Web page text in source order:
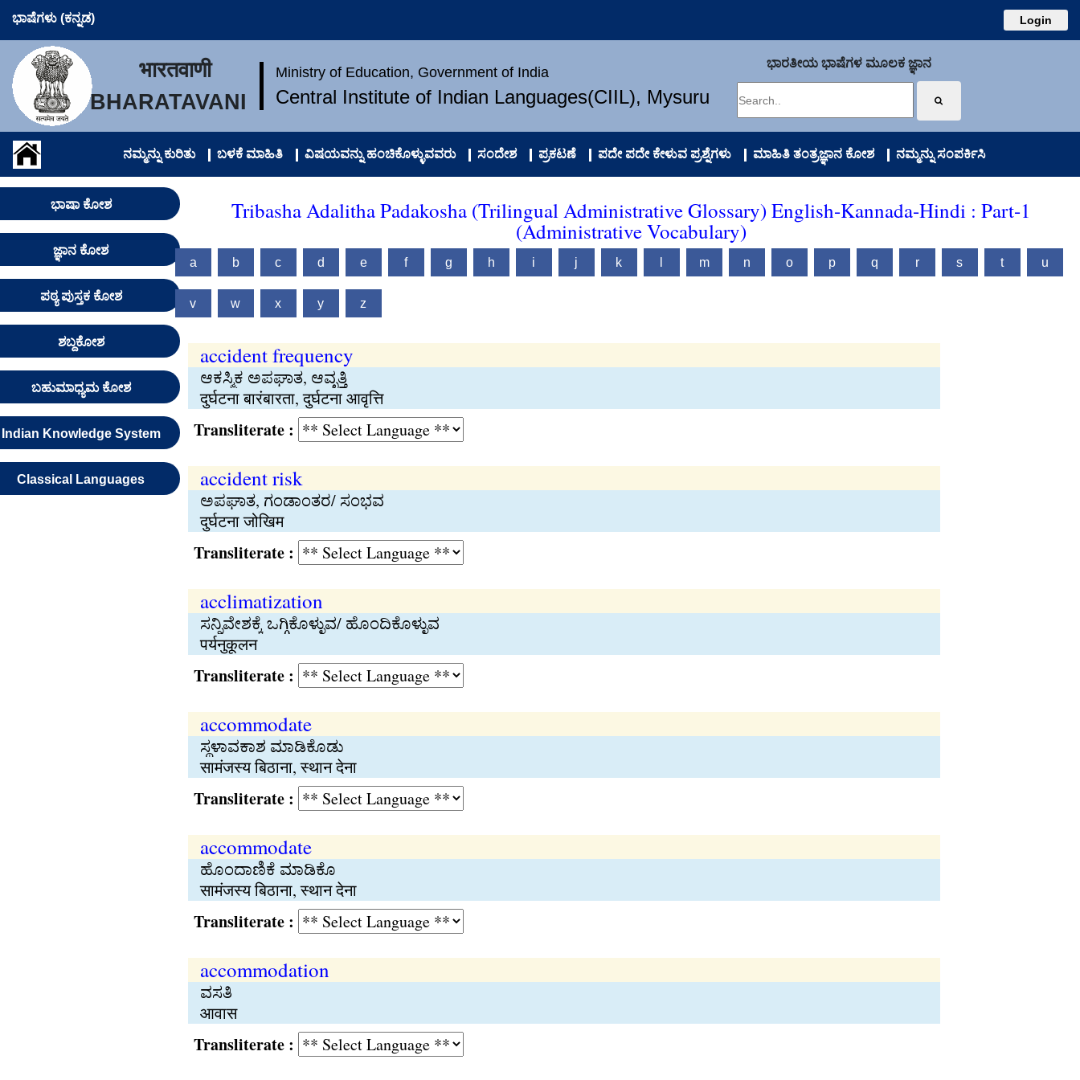
ಭಾಷೆಗಳು (ಕನ್ನಡ) Login
भारतवाणी
BHARATAVANI
Ministry of Education, Government of India
Central Institute of Indian Languages(CIIL), Mysuru
ಭಾರತೀಯ ಭಾಷೆಗಳ ಮೂಲಕ ಜ್ಞಾನ
ನಮ್ಮನ್ನು ಕುರಿತು ಬಳಕೆ ಮಾಹಿತಿ ವಿಷಯವನ್ನು ಹಂಚಿಕೊಳ್ಳುವವರು ಸಂದೇಶ ಪ್ರಕಟಣೆ ಪದೇ ಪದೇ ಕೇಳುವ ಪ್ರಶ್ನೆಗಳು ಮಾಹಿತಿ ತಂತ್ರಜ್ಞಾನ ಕೋಶ ನಮ್ಮನ್ನು ಸಂಪರ್ಕಿಸಿ
ಭಾಷಾ ಕೋಶ
ಜ್ಞಾನ ಕೋಶ
ಪಠ್ಯ ಪುಸ್ತಕ ಕೋಶ
ಶಬ್ದಕೋಶ
ಬಹುಮಾಧ್ಯಮ ಕೋಶ
Indian Knowledge System
Classical Languages
Tribasha Adalitha Padakosha (Trilingual Administrative Glossary) English-Kannada-Hindi : Part-1
(Administrative Vocabulary)
a b c d e f g h i j k m n o p q r s t u
v w x y z
accident frequency
ಆಕಸ್ಮಿಕ ಅಪಘಾತ, ಆವೃತ್ತಿ
दुर्घटना बारंबारता, दुर्घटना आवृत्ति
Transliterate :
accident risk
ಅಪಘಾತ, ಗಂಡಾಂತರ/ ಸಂಭವ
दुर्घटना जोखिम
Transliterate :
acclimatization
ಸನ್ನಿವೇಶಕ್ಕೆ ಒಗ್ಗಿಕೊಳ್ಳುವ/ ಹೊಂದಿಕೊಳ್ಳುವ
पर्यनुकूलन
Transliterate :
accommodate
ಸ್ಥಳಾವಕಾಶ ಮಾಡಿಕೊಡು
सामंजस्य बिठाना, स्थान देना
Transliterate :
accommodate
ಹೊಂದಾಣಿಕೆ ಮಾಡಿಕೊ
सामंजस्य बिठाना, स्थान देना
Transliterate :
accommodation
ವಸತಿ
आवास
Transliterate :